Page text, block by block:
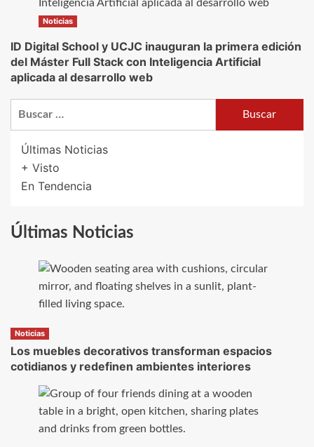
Noticias
ID Digital School y UCJC inauguran la primera edición
del Máster Full Stack con Inteligencia Artificial
aplicada al desarrollo web
Últimas Noticias
+ Visto
En Tendencia
Últimas Noticias
Noticias
Los muebles decorativos transforman espacios
cotidianos y redefinen ambientes interiores